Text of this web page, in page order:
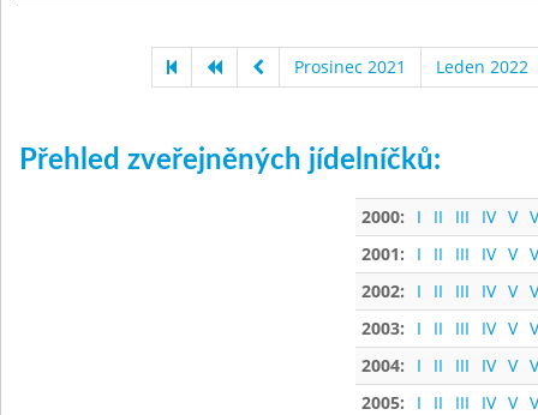
Prosinec 2021 Leden 2022
Přehled zveřejněných jídelníčků:
2000: I II III IV V
2001:
I II III IV V
2002:
I II III IV V
2003:
I II III IV V
2004:
I II III IV V
2005:
I II III IV V